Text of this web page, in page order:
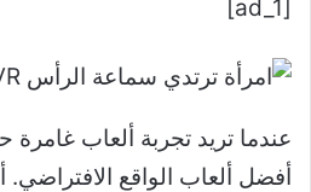
[ad_1]
عندما تريد تجربة ألعاب غامرة
أفضل ألعاب الواقع